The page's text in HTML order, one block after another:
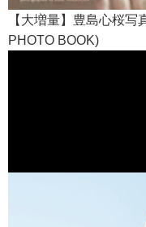
【大増量】豊島心桜写
PHOTO BOOK)